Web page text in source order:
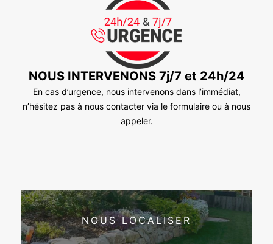
NOUS INTERVENONS 7j/7 et 24h/24
En cas d’urgence, nous intervenons dans l’immédiat,
n’hésitez pas à nous contacter via le formulaire ou à nous
appeler.
NOUS LOCALISER